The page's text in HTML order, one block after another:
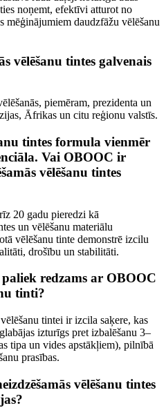
noņemt, efektīvi atturot no
mēģinājumiem daudzfāžu vēlēšanu
vēlēšanu tintes galvenais
piemēram, prezidenta un
Āfrikas un citu reģionu valstīs.
tintes formula vienmēr
Vai OBOOC ir
vēlēšanu tintes
20 gadu pieredzi kā
un vēlēšanu materiālu
vēlēšanu tinte demonstrē izcilu
drošību un stabilitāti.
redzams ar OBOOC
tinti?
tintei ir izcila saķere, kas
izturīgs pret izbalēšanu 3–
tipa un vides apstākļiem), pilnībā
prasības.
vēlēšanu tintes